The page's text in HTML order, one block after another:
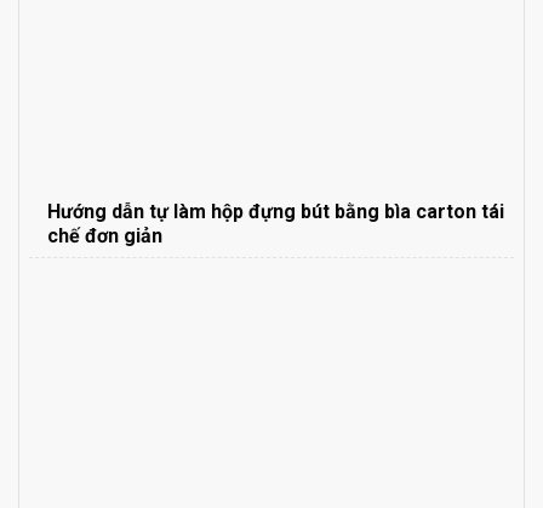
Hướng dẫn tự làm hộp đựng bút bằng bìa carton tái
chế đơn giản